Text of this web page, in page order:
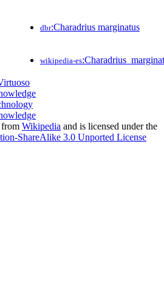
dbr:Charadrius marginatus
wikipedia-es
from Wikipedia and is licensed under the
ShareAlike 3.0 Unported License